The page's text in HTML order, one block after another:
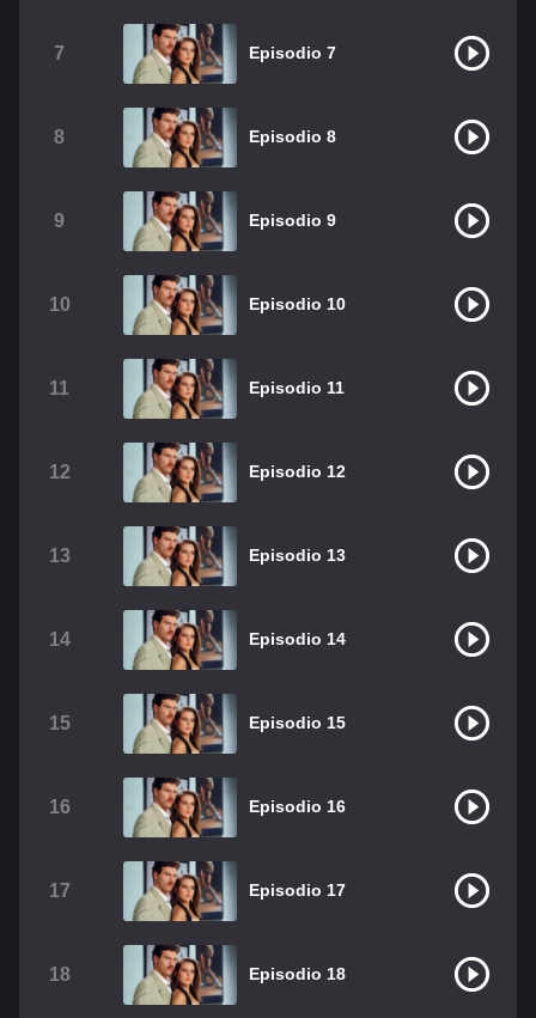
Christian Chavez
Dulce María
RBD Como Assistir Legendado
7 Episodio 7
8 Episodio 8
9 Episodio 9
10 Episodio 10
11 Episodio 11
12 Episodio 12
13 Episodio 13
14 Episodio 14
15 Episodio 15
16 Episodio 16
17 Episodio 17
18 Episodio 18